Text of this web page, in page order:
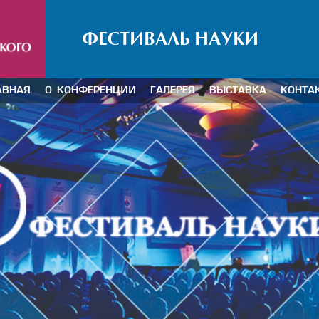
ФЕСТИВАЛЬ НАУКИ
О КОНФЕРЕНЦИИ ГАЛЕРЕЯ ВЫСТАВКА